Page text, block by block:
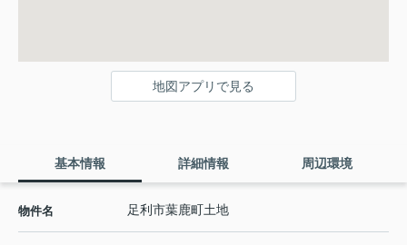
地図アプリで見る
基本情報 詳細情報 周辺環境
物件名 足利市葉鹿町土地